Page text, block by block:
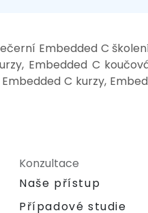
Embedded C
Embedded C
C kurzy,
Konzultace
Naše přístup
Případové studie